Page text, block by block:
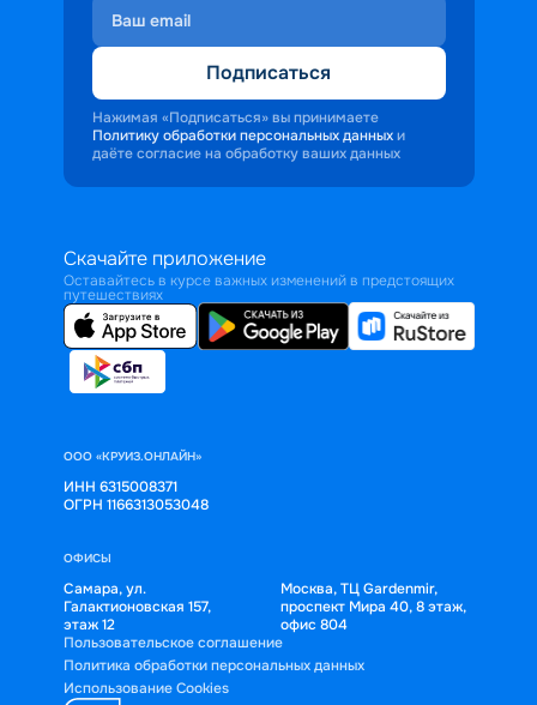
Подписаться
Нажимая «Подписаться» вы принимаете
Политику обработки персональных данных и
даёте согласие на обработку ваших данных
Скачайте приложение
Оставайтесь в курсе важных изменений в предстоящих
путешествиях
ООО «КРУИЗ.ОНЛАЙН»
ИНН 6315008371
ОГРН 1166313053048
ОФИСЫ
Самара, ул.
Галактионовская 157,
этаж 12
Москва, ТЦ Gardenmir,
проспект Мира 40, 8 этаж,
офис 804
Пользовательское соглашение
Политика обработки персональных данных
Использование Cookies